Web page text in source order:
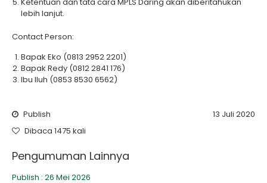
lebih lanjut.
Contact Person:
Bapak Eko (0813 2952 2201)
Bapak Redy (0812 2841 176)
Ibu Iluh (0853 8530 6562)
Publish
13 Juli 2020
Dibaca 1475 kali
Pengumuman Lainnya
Publish : 26 Mei 2026